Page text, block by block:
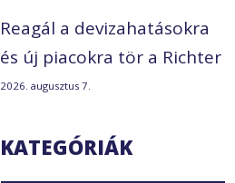
Reagál a devizahatásokra
és új piacokra tör a Richter
2026. augusztus 7.
KATEGÓRIÁK